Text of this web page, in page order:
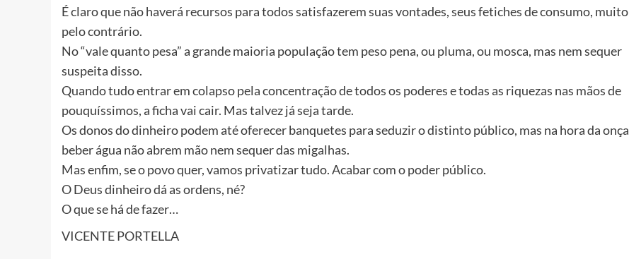
É claro que não haverá recursos para todos satisfazerem suas vontades, seus fetiches de consumo, muito
pelo contrário.
No “vale quanto pesa” a grande maioria população tem peso pena, ou pluma, ou mosca, mas nem sequer
suspeita disso.
Quando tudo entrar em colapso pela concentração de todos os poderes e todas as riquezas nas mãos de
pouquíssimos, a ficha vai cair. Mas talvez já seja tarde.
Os donos do dinheiro podem até oferecer banquetes para seduzir o distinto público, mas na hora da onça
beber água não abrem mão nem sequer das migalhas.
Mas enfim, se o povo quer, vamos privatizar tudo. Acabar com o poder público.
O Deus dinheiro dá as ordens, né?
O que se há de fazer…
VICENTE PORTELLA